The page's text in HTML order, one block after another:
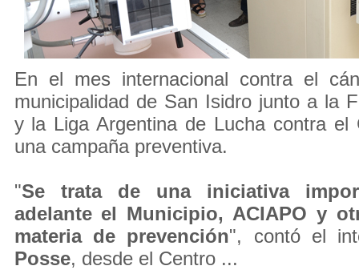
En el mes internacional contra el
municipalidad de San Isidro junto a la
y la Liga Argentina de Lucha contra el
una campaña preventiva.
"Se trata de una iniciativa
adelante el Municipio, ACIAPO y
materia de prevención", contó el
Posse, desde el Centro ...